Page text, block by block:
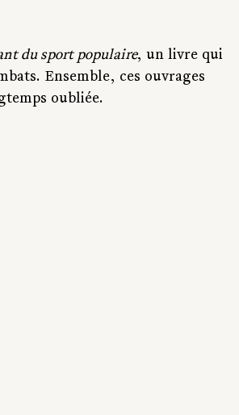
du sport populaire, un livre qui
Ensemble, ces ouvrages
oubliée.